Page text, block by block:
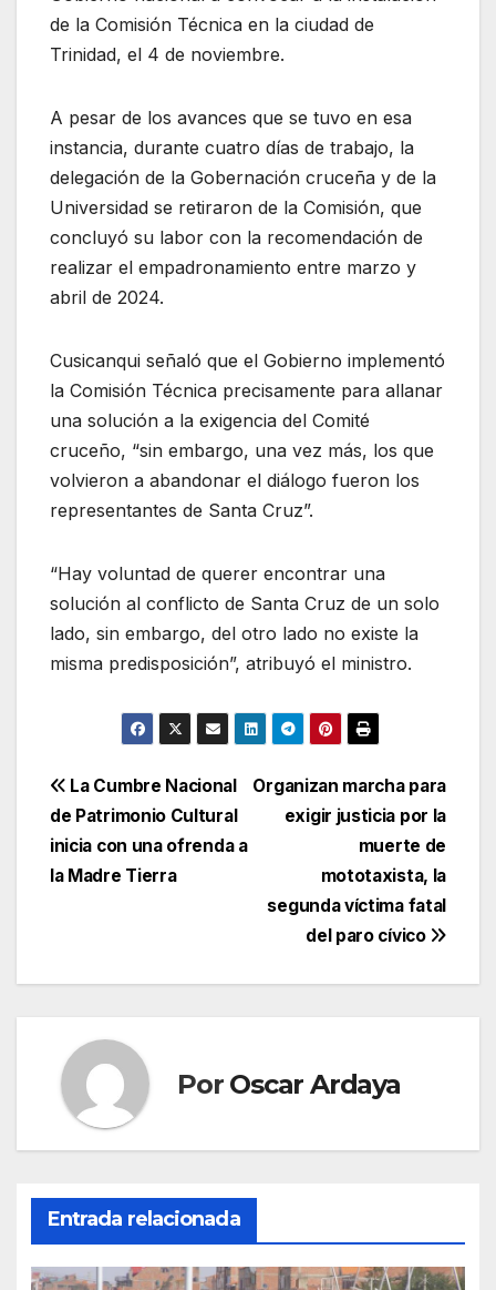
de la Comisión Técnica en la ciudad de
Trinidad, el 4 de noviembre.
A pesar de los avances que se tuvo en esa
instancia, durante cuatro días de trabajo, la
delegación de la Gobernación cruceña y de la
Universidad se retiraron de la Comisión, que
concluyó su labor con la recomendación de
realizar el empadronamiento entre marzo y
abril de 2024.
Cusicanqui señaló que el Gobierno implementó
la Comisión Técnica precisamente para allanar
una solución a la exigencia del Comité
cruceño, “sin embargo, una vez más, los que
volvieron a abandonar el diálogo fueron los
representantes de Santa Cruz”.
“Hay voluntad de querer encontrar una
solución al conflicto de Santa Cruz de un solo
lado, sin embargo, del otro lado no existe la
misma predisposición”, atribuyó el ministro.
Navegación
de
entradas
Organizan marcha para
exigir justicia por la
muerte de
mototaxista, la
segunda víctima fatal
del paro cívico
La Cumbre Nacional
de Patrimonio Cultural
inicia con una ofrenda a
la Madre Tierra
Por Oscar Ardaya
Entrada relacionada